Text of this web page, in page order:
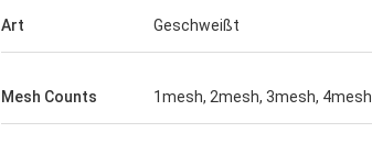
Joel
Art Geschweißt
Mesh Counts 1mesh, 2mesh, 3mesh, 4mesh